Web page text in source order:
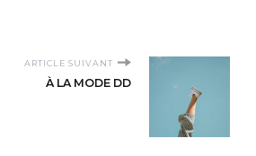
ARTICLE SUIVANT
À LA MODE DD